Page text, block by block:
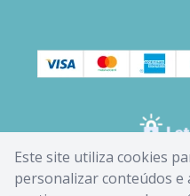
Este site utiliza cookies
personalizar conteúdos e